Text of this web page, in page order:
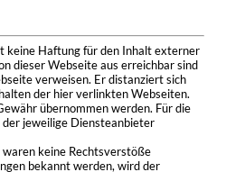
keine Haftung für den Inhalt externer
dieser Webseite aus erreichbar sind
verweisen. Er distanziert sich
der hier verlinkten Webseiten.
übernommen werden. Für die
jeweilige Diensteanbieter
keine Rechtsverstöße
bekannt werden, wird der